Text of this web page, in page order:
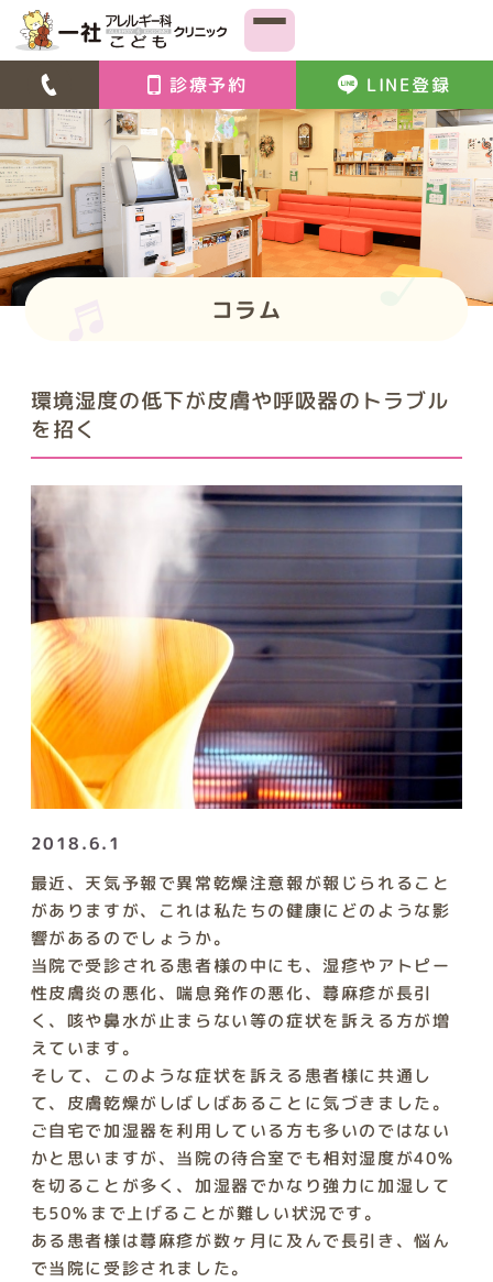
診療予約 LINE登録
コラム
環境湿度の低下が皮膚や呼吸器のトラブル
を招く
2018.6.1
最近、天気予報で異常乾燥注意報が報じられること
がありますが、これは私たちの健康にどのような影
響があるのでしょうか。
当院で受診される患者様の中にも、湿疹やアトピー
性皮膚炎の悪化、喘息発作の悪化、蕁麻疹が長引
く、咳や鼻水が止まらない等の症状を訴える方が増
えています。
そして、このような症状を訴える患者様に共通し
て、皮膚乾燥がしばしばあることに気づきました。
ご自宅で加湿器を利用している方も多いのではない
かと思いますが、当院の待合室でも相対湿度が40％
を切ることが多く、加湿器でかなり強力に加湿して
も50％まで上げることが難しい状況です。
ある患者様は蕁麻疹が数ヶ月に及んで長引き、悩ん
で当院に受診されました。